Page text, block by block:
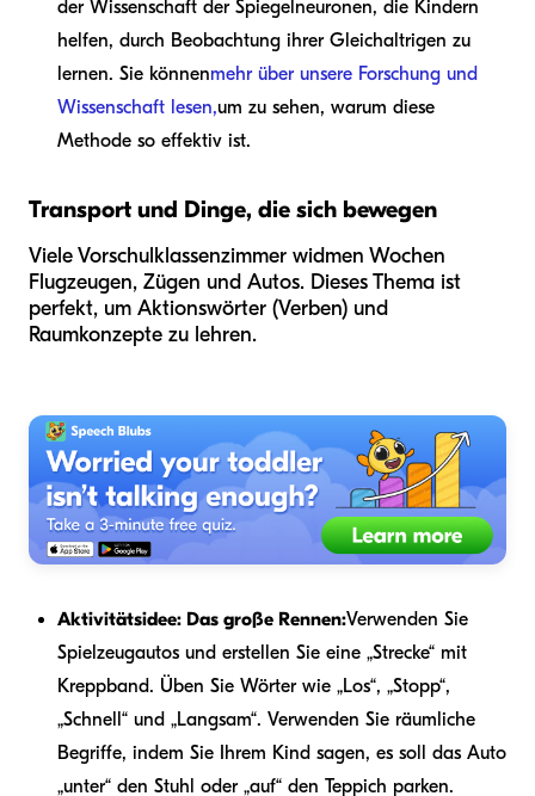
der Wissenschaft der Spiegelneuronen, die Kindern
helfen, durch Beobachtung ihrer Gleichaltrigen zu
lernen. Sie könnenmehr über unsere Forschung und
Wissenschaft lesen,um zu sehen, warum diese
Methode so effektiv ist.
Transport und Dinge, die sich bewegen
Viele Vorschulklassenzimmer widmen Wochen
Flugzeugen, Zügen und Autos. Dieses Thema ist
perfekt, um Aktionswörter (Verben) und
Raumkonzepte zu lehren.
Aktivitätsidee: Das große Rennen:Verwenden Sie
Spielzeugautos und erstellen Sie eine „Strecke“ mit
Kreppband. Üben Sie Wörter wie „Los“, „Stopp“,
„Schnell“ und „Langsam“. Verwenden Sie räumliche
Begriffe, indem Sie Ihrem Kind sagen, es soll das Auto
„unter“ den Stuhl oder „auf“ den Teppich parken.